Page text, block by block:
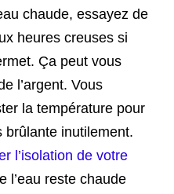
chaude, essayez de
heures creuses si
Ça peut vous
l’argent. Vous
la température pour
brûlante inutilement.
l’isolation de votre
l’eau reste chaude